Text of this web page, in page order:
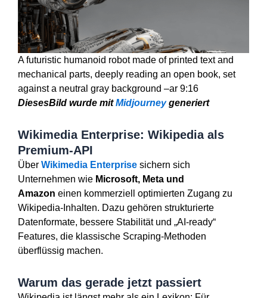
A futuristic humanoid robot made of printed text and
mechanical parts, deeply reading an open book, set
against a neutral gray background –ar 9:16
DiesesBild wurde mitMidjourneygeneriert
Wikimedia Enterprise: Wikipedia als
Premium-API
Über Wikimedia Enterprise sichern sich
Unternehmen wie Microsoft, Meta und
Amazon einen kommerziell optimierten Zugang zu
Wikipedia-Inhalten. Dazu gehören strukturierte
Datenformate, bessere Stabilität und „AI-ready“
Features, die klassische Scraping-Methoden
überflüssig machen.
Warum das gerade jetzt passiert